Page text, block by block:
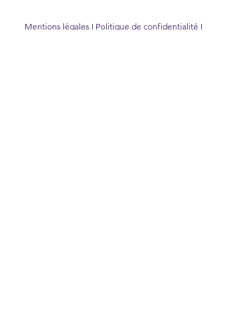
Mentions légalesI Politique de confidentialité I